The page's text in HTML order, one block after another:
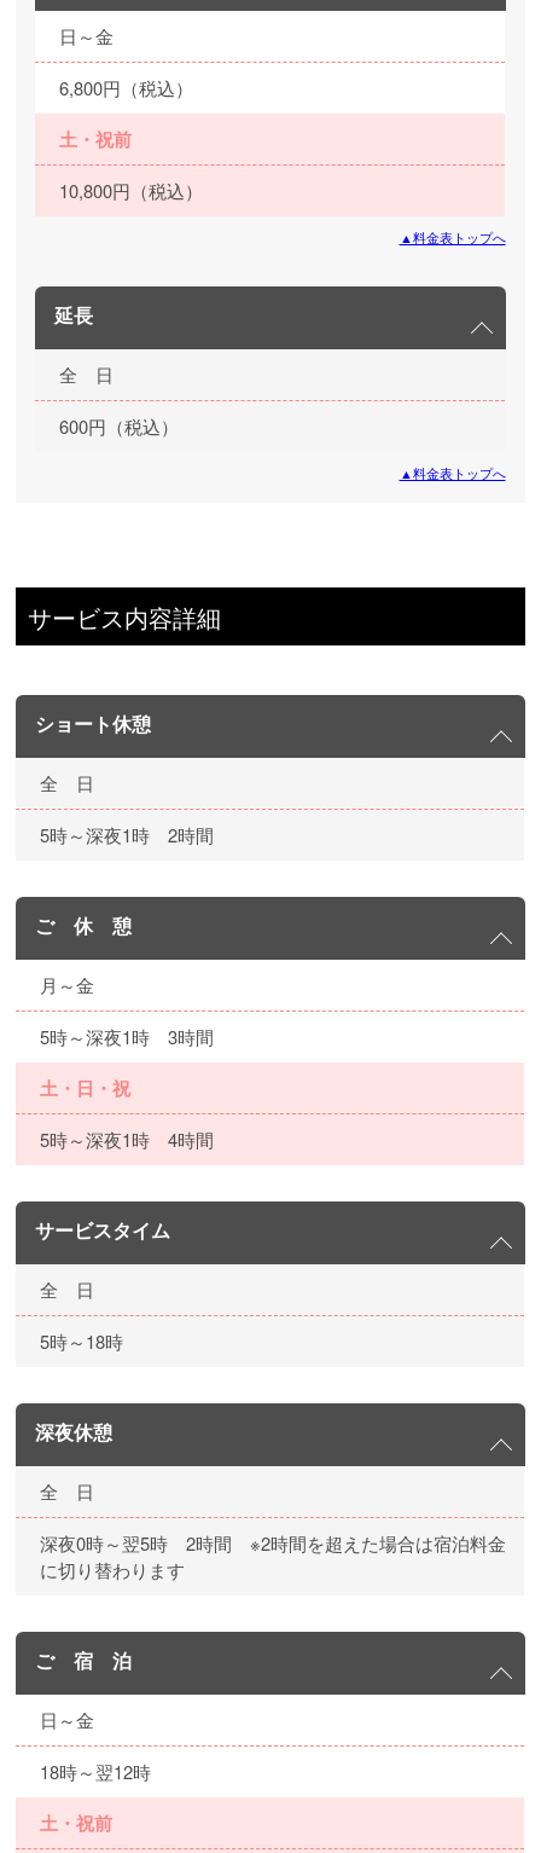
日～金
6,800円（税込）
土・祝前
10,800円（税込）
▲料金表トップへ
延長
全 日
600円（税込）
▲料金表トップへ
サービス内容詳細
ショート休憩
全 日
5時～深夜1時 2時間
ご 休 憩
月～金
5時～深夜1時 3時間
土・日・祝
5時～深夜1時 4時間
サービスタイム
全 日
5時～18時
深夜休憩
全 日
深夜0時～翌5時 2時間 ※2時間を超えた場合は宿泊料金
に切り替わります
ご 宿 泊
日～金
18時～翌12時
土・祝前